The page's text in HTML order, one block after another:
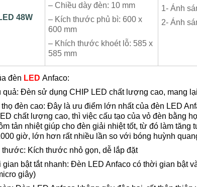
48W
– Chiều dày đèn: 10 mm
– Kích thước phủ bì: 600 x
600 mm
– Khích thước khoét lỗ: 585 x
585 mm
1- Ánh
2- Ánh
đèn LED Anfaco:
quả: Đèn sử dụng CHIP LED chất lượng cao, mang
thọ đèn cao: Đây là ưu điểm lớn nhất của đèn LED
chất lượng cao, thì việc cấu tạo của vỏ đèn bằng
tản nhiệt giúp cho đèn giải nhiệt tốt, từ đó làm tăng
giờ, lớn hơn rất nhiều lần so với bóng huỳnh
thước: Kích thước nhỏ gọn, dễ lắp đặt
gian bật tắt nhanh: Đèn LED Anfaco có thời gian bật
giây)